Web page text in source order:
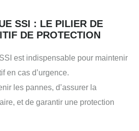
SSI : LE PILIER DE
DE PROTECTION
est indispensable pour maintenir
en cas d’urgence.
les pannes, d’assurer la
et de garantir une protection